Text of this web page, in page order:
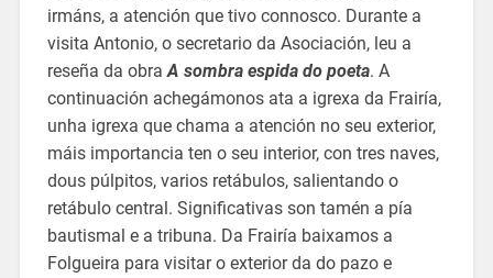
irmáns, a atención que tivo connosco. Durante a
visita Antonio, o secretario da Asociación, leu a
reseña da obra A sombra espida do poeta. A
continuación achegámonos ata a igrexa da Frairía,
unha igrexa que chama a atención no seu exterior,
máis importancia ten o seu interior, con tres naves,
dous púlpitos, varios retábulos, salientando o
retábulo central. Significativas son tamén a pía
bautismal e a tribuna. Da Frairía baixamos a
Folgueira para visitar o exterior da do pazo e